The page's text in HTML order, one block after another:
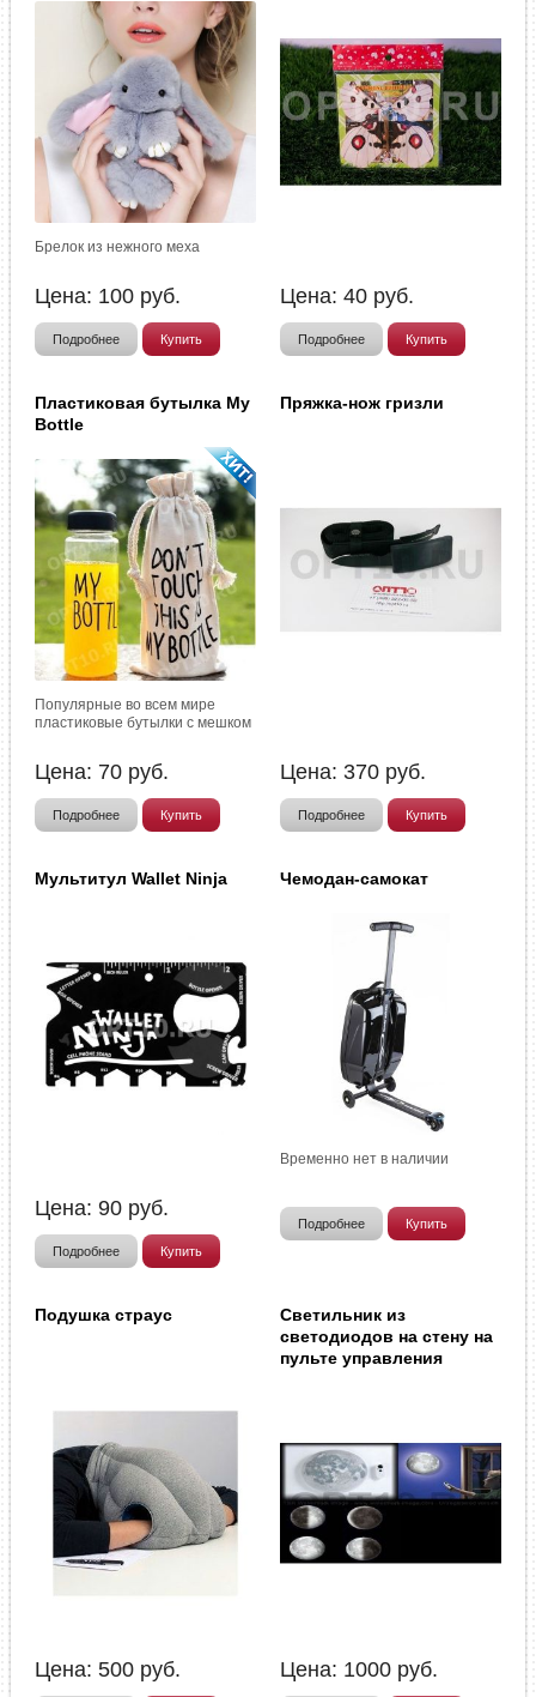
Брелок из нежного меха
Цена: 100 руб.
Подробнее Купить
Цена: 40 руб.
Подробнее Купить
Пластиковая бутылка My
Bottle
Популярные во всем мире
пластиковые бутылки с мешком
Цена: 70 руб.
Подробнее Купить
Пряжка-нож гризли
Цена: 370 руб.
Подробнее Купить
Мультитул Wallet Ninja
Цена:90 руб.
Подробнее Купить
Чемодан-самокат
Временно нет в наличии
Подробнее Купить
Подушка страус
Цена:500 руб.
Светильник из
светодиодов на стену на
пульте управления
Цена: 1000 руб.